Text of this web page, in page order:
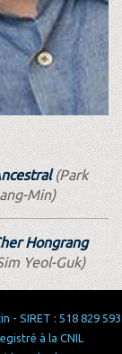
(Park
Min)
Hongrang
Yeol-Guk)
- SIRET : 518 829 593
à la CNIL